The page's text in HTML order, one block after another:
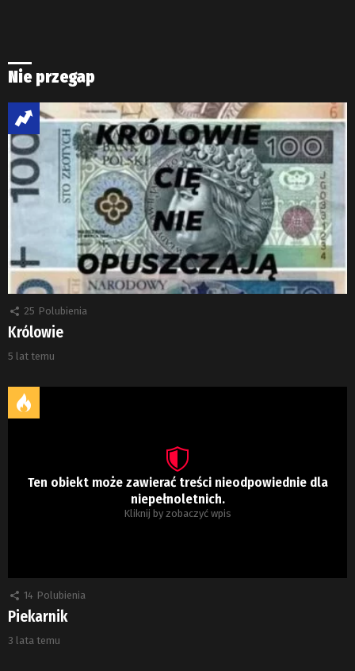
Nie przegap
25 Polubienia
Królowie
5 lat temu
Ten obiekt może zawierać treści nieodpowiednie dla
niepełnoletnich.
Kliknij by zobaczyć wpis
14 Polubienia
Piekarnik
3 lata temu